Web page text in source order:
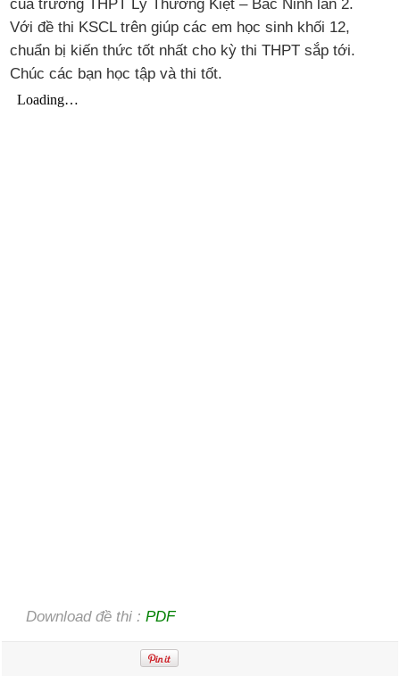
của trường THPT Lý Thường Kiệt – Bắc Ninh lần 2.
Với đề thi KSCL trên giúp các em học sinh khối 12,
chuẩn bị kiến thức tốt nhất cho kỳ thi THPT sắp tới.
Chúc các bạn học tập và thi tốt.
Download đề thi :PDF